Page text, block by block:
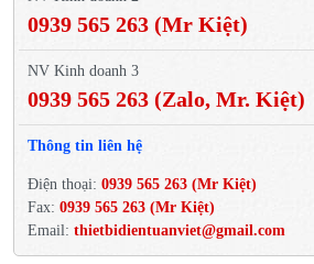
0939 565 263 (Mr Kiệt)
NV Kinh doanh 3
0939 565 263 (Zalo, Mr. Kiệt)
Thông tin liên hệ
Điện thoại: 0939 565 263 (Mr Kiệt)
Fax: 0939 565 263 (Mr Kiệt)
Email: thietbidientuanviet@gmail.com